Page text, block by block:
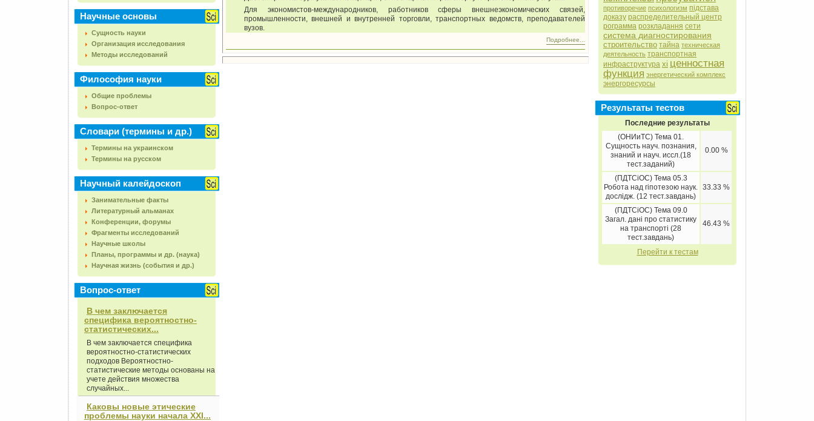
Научные основы
Сущность науки
Организация исследования
Методы исследований
Философия науки
Общие проблемы
Вопрос-ответ
Словари (термины и др.)
Термины на украинском
Термины на русском
Научный калейдоскоп
Занимательные факты
Литературный альманах
Конференции, форумы
Фрагменты исследований
Научные школы
Планы, программы и др. (наука)
Научная жизнь (события и др.)
Вопрос-ответ
В чем заключается
специфика вероятностно-
статистических...
В чем заключается специфика
вероятностно-статистических
подходов Вероятностно-
статистические методы основаны на
учете действия множества
случайных...
Каковы новые этические
проблемы науки начала XXI...
Для экономистов-международников, работников сферы внешнеэкономических связей,
промышленности, внешней и внутренней торговли, транспортных ведомств, преподавателей
вузов.
Подробнее...
противоречие психологизм підстава
доказу распределительный центр
рограмма розкладання сети
система диагностирования
строительство тайна техническая
деятельность транспортная
инфраструктура хі ценностная
функция энергетический комплекс
энергоресурсы
Результаты тестов
Последние результаты
(ОНИиТС) Тема 01.
Сущность науч. познания,
знаний и науч. иссл.(18
тест.заданий)
0.00 %
(ПДТСіОС) Тема 05.3
Робота над гіпотезою наук.
дослідж. (12 тест.завдань)
33.33 %
(ПДТСіОС) Тема 09.0
Загал. дані про статистику
на транспорті (28
тест.завдань)
46.43 %
Перейти к тестам